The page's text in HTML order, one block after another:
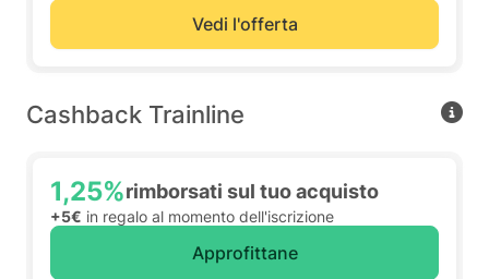
Vedi l'offerta
Cashback Trainline
1,25%rimborsati sul tuo acquisto
+5€ in regalo al momento dell'iscrizione
Approfittane